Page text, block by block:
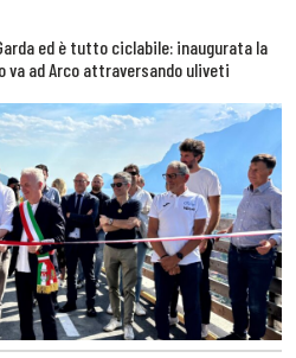
ed è tutto ciclabile: inaugurata la
va ad Arco attraversando uliveti